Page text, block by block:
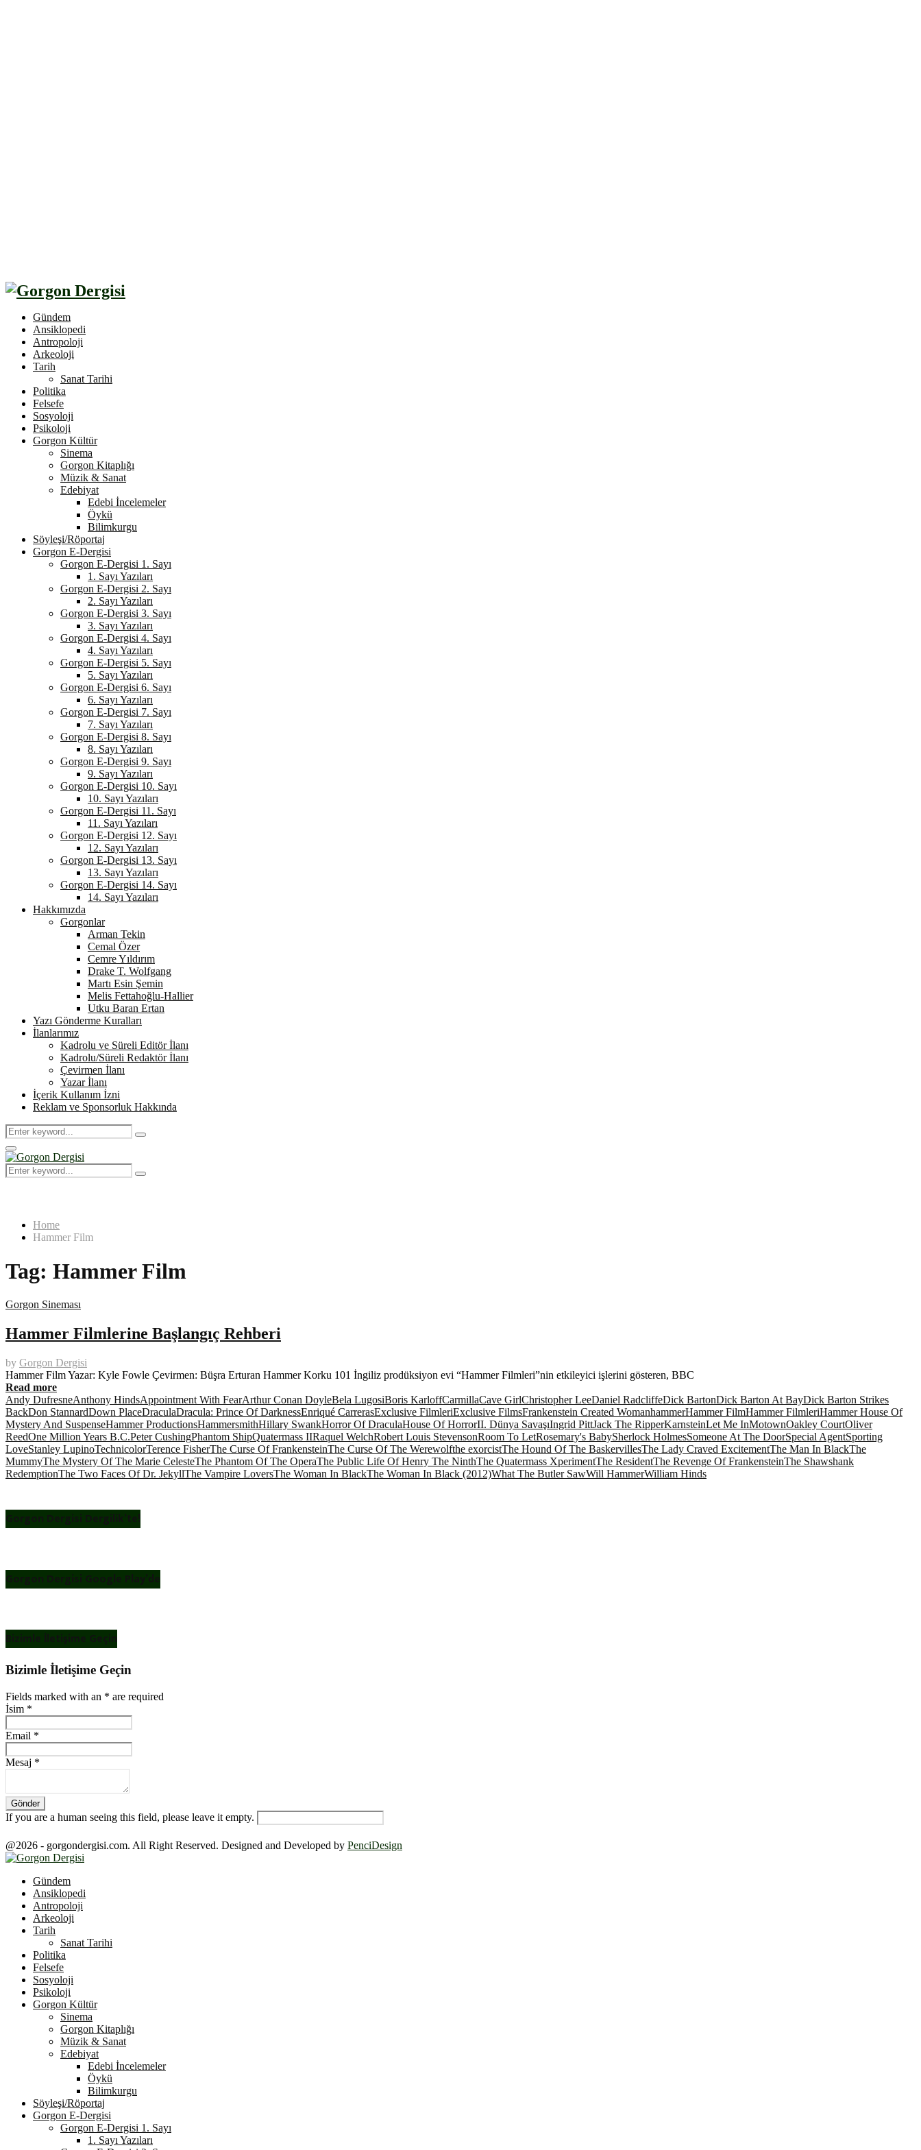
Gündem
Ansiklopedi
Antropoloji
Arkeoloji
Tarih
Sanat Tarihi
Politika
Felsefe
Sosyoloji
Psikoloji
Gorgon Kültür
Sinema
Gorgon Kitaplığı
Müzik & Sanat
Edebiyat
Edebi İncelemeler
Öykü
Bilimkurgu
Söyleşi/Röportaj
Gorgon E-Dergisi
Gorgon E-Dergisi 1. Sayı
1. Sayı Yazıları
Gorgon E-Dergisi 2. Sayı
2. Sayı Yazıları
Gorgon E-Dergisi 3. Sayı
3. Sayı Yazıları
Gorgon E-Dergisi 4. Sayı
4. Sayı Yazıları
Gorgon E-Dergisi 5. Sayı
5. Sayı Yazıları
Gorgon E-Dergisi 6. Sayı
6. Sayı Yazıları
Gorgon E-Dergisi 7. Sayı
7. Sayı Yazıları
Gorgon E-Dergisi 8. Sayı
8. Sayı Yazıları
Gorgon E-Dergisi 9. Sayı
9. Sayı Yazıları
Gorgon E-Dergisi 10. Sayı
10. Sayı Yazıları
Gorgon E-Dergisi 11. Sayı
11. Sayı Yazıları
Gorgon E-Dergisi 12. Sayı
12. Sayı Yazıları
Gorgon E-Dergisi 13. Sayı
13. Sayı Yazıları
Gorgon E-Dergisi 14. Sayı
14. Sayı Yazıları
Hakkımızda
Gorgonlar
Arman Tekin
Cemal Özer
Cemre Yıldırım
Drake T. Wolfgang
Martı Esin Şemin
Melis Fettahoğlu-Hallier
Utku Baran Ertan
Yazı Gönderme Kuralları
İlanlarımız
Kadrolu ve Süreli Editör İlanı
Kadrolu/Süreli Redaktör İlanı
Çevirmen İlanı
Yazar İlanı
İçerik Kullanım İzni
Reklam ve Sponsorluk Hakkında
Search
for:
Search
Primary
Menu
Search
for:
Search
Home
Hammer Film
Tag: Hammer Film
Gorgon Sineması
Hammer Filmlerine Başlangıç Rehberi
by Gorgon Dergisi
Hammer Film Yazar: Kyle Fowle Çevirmen: Büşra Erturan Hammer Korku 101 İngiliz prodüksiyon evi “Hammer Filmleri”nin etkileyici işlerini gösteren, BBC
Read more
Andy DufresneAnthony HindsAppointment With FearArthur Conan DoyleBela LugosiBoris KarloffCarmillaCave GirlChristopher LeeDaniel RadcliffeDick BartonDick Barton At BayDick Barton Strikes
BackDon StannardDown PlaceDraculaDracula: Prince Of DarknessEnriqué CarrerasExclusive FilmleriExclusive FilmsFrankenstein Created WomanhammerHammer FilmHammer FilmleriHammer House Of
Mystery And SuspenseHammer ProductionsHammersmithHillary SwankHorror Of DraculaHouse Of HorrorII. Dünya SavaşıIngrid PittJack The RipperKarnsteinLet Me InMotownOakley CourtOliver
ReedOne Million Years B.C.Peter CushingPhantom ShipQuatermass IIRaquel WelchRobert Louis StevensonRoom To LetRosemary's BabySherlock HolmesSomeone At The DoorSpecial AgentSporting
LoveStanley LupinoTechnicolorTerence FisherThe Curse Of FrankensteinThe Curse Of The Werewolfthe exorcistThe Hound Of The BaskervillesThe Lady Craved ExcitementThe Man In BlackThe
MummyThe Mystery Of The Marie CelesteThe Phantom Of The OperaThe Public Life Of Henry The NinthThe Quatermass XperimentThe ResidentThe Revenge Of FrankensteinThe Shawshank
RedemptionThe Two Faces Of Dr. JekyllThe Vampire LoversThe Woman In BlackThe Woman In Black (2012)What The Butler SawWill HammerWilliam Hinds
Gorgon Dergisi Dergilik’te!
Gorgon Dergisi Google Play’de
Bizimle İletişime Geçin
Bizimle İletişime Geçin
Fields marked with an * are required
İsim *
Email *
Mesaj *
If you are a human seeing this field, please leave it empty.
@2026 - gorgondergisi.com. All Right Reserved. Designed and Developed by PenciDesign
Gündem
Ansiklopedi
Antropoloji
Arkeoloji
Tarih
Sanat Tarihi
Politika
Felsefe
Sosyoloji
Psikoloji
Gorgon Kültür
Sinema
Gorgon Kitaplığı
Müzik & Sanat
Edebiyat
Edebi İncelemeler
Öykü
Bilimkurgu
Söyleşi/Röportaj
Gorgon E-Dergisi
Gorgon E-Dergisi 1. Sayı
1. Sayı Yazıları